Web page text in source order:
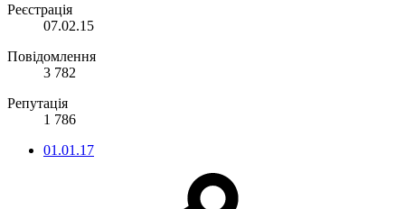
Реєстрація
07.02.15
Повідомлення
3 782
Репутація
1 786
01.01.17